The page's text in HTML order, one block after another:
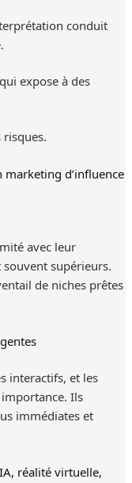
conduit
expose à des
d’influence
avec leur
supérieurs.
de niches prêtes
interactifs, et les
Ils
immédiates et
réalité virtuelle,